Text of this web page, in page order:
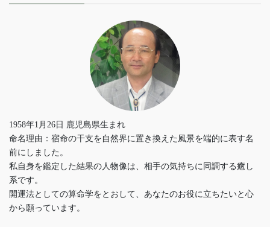
1958年1月26日 鹿児島県生まれ
命名理由：宿命の干支を自然界に置き換えた風景を端的に表す名
前にしました。
私自身を鑑定した結果の人物像は、相手の気持ちに同調する癒し
系です。
開運法としての算命学をとおして、あなたのお役に立ちたいと心
から願っています。